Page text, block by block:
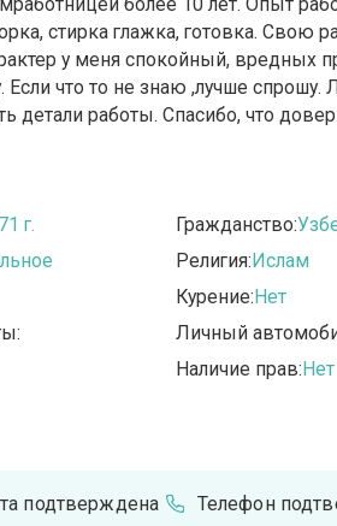
стирка глажка, готовка. Свою
у меня спокойный, вредных
что то не знаю ,лучше спрошу.
детали работы. Спасибо, что
г.
Гражданство:
Религия:Ислам
Курение:Нет
Личный
Наличие прав:Нет
подтверждена Телефон